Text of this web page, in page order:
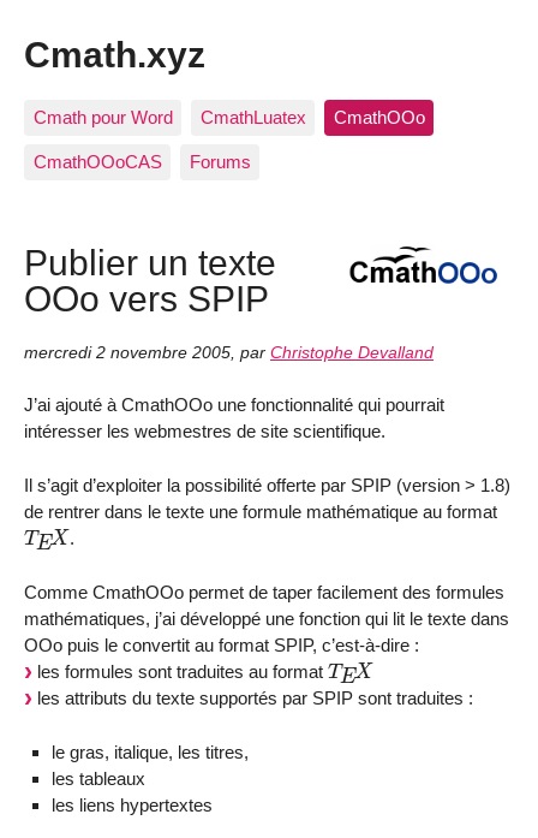
Cmath.xyz
Cmath pour Word CmathLuatex CmathOOo
CmathOOoCAS Forums
Publier un texte
OOo vers SPIP
mercredi 2 novembre 2005 par Christophe Devalland
J’ai ajouté à CmathOOo une fonctionnalité qui pourrait
intéresser les webmestres de site scientifique.
Il s’agit d’exploiter la possibilité offerte par SPIP (version > 1.8)
de rentrer dans le texte une formule mathématique au format
TE X .
Comme CmathOOo permet de taper facilement des formules
mathématiques, j’ai développé une fonction qui lit le texte dans
OOo puis le convertit au format SPIP, c’est-à-dire :
les formules sont traduites au format TE X
les attributs du texte supportés par SPIP sont traduites :
le gras, italique, les titres,
les tableaux
les liens hypertextes